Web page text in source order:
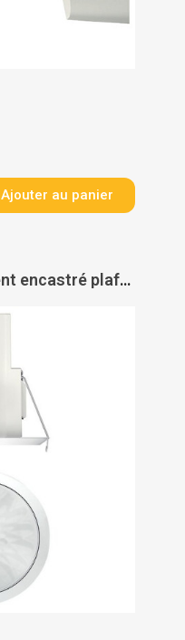
Ajouter au panier
Détecteur de mouvement encastré plafond TheMova S - THEBEN